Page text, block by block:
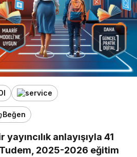
Beğen
anlayışıyla 41
Tudem, 2025-2026 eğitim